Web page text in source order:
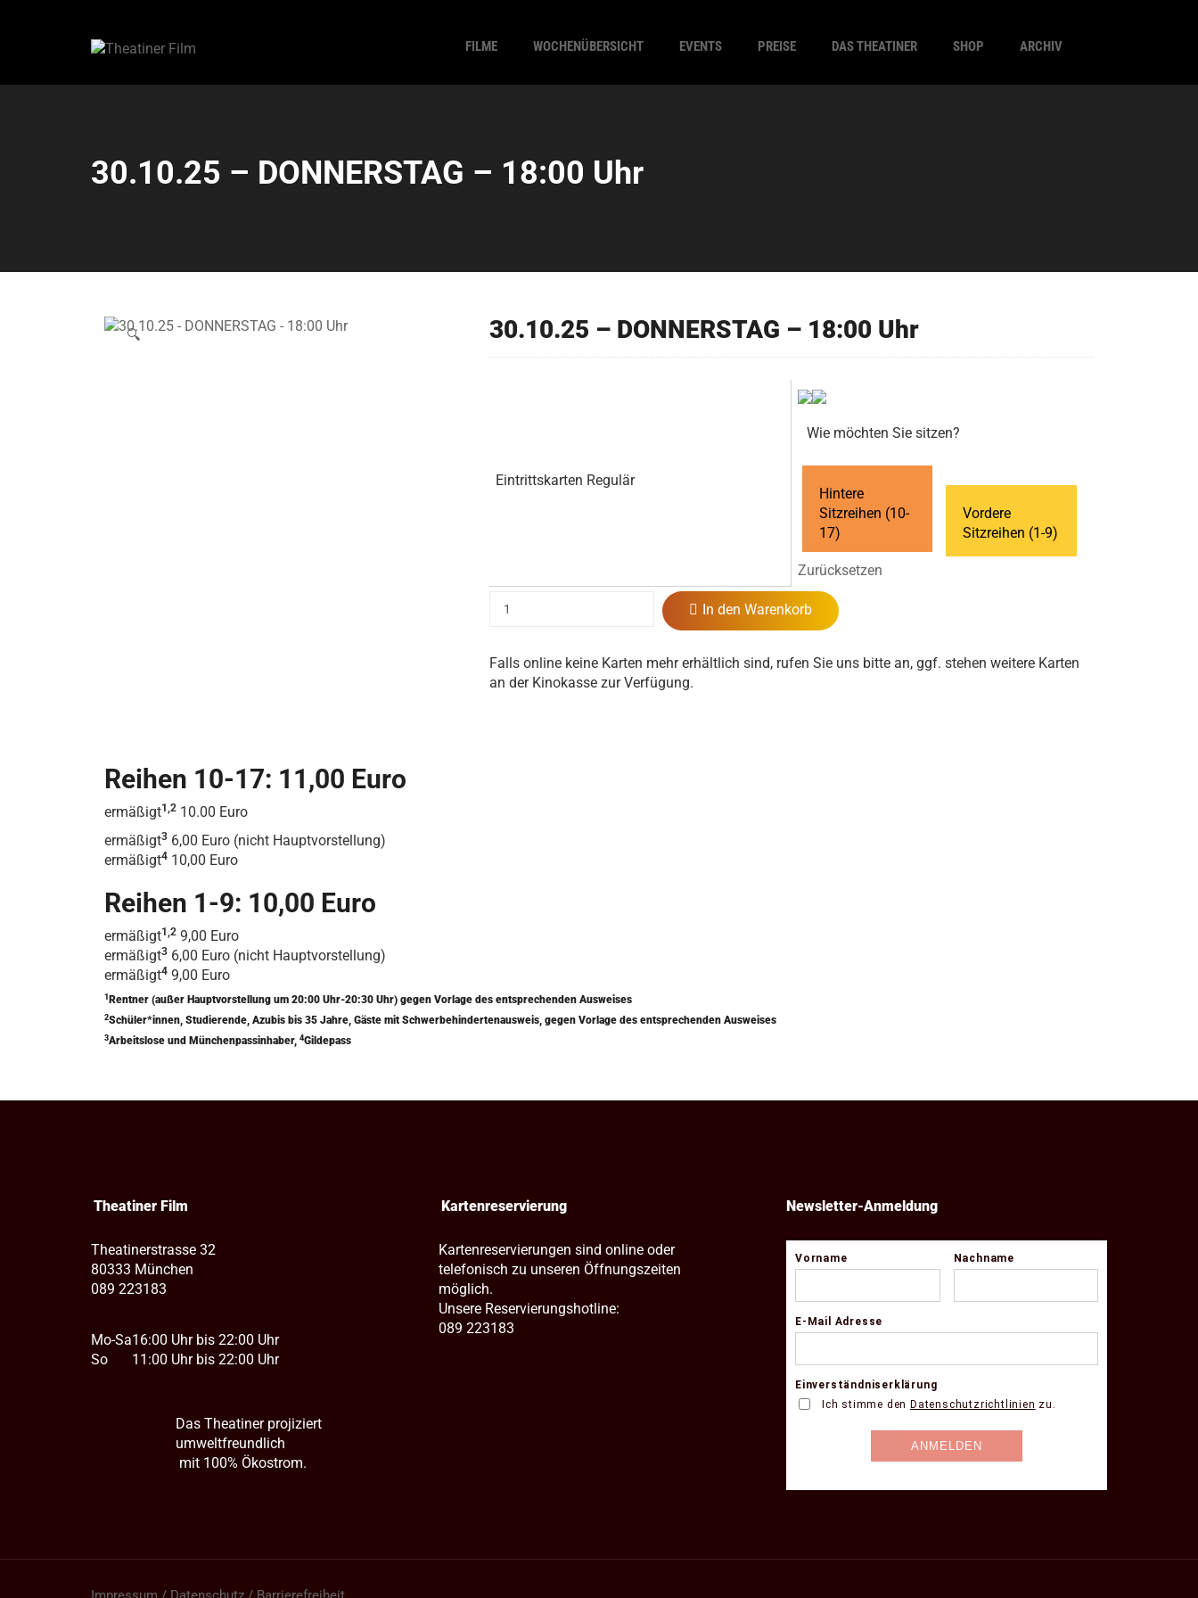
FILME WOCHENÜBERSICHT EVENTS PREISE DAS THEATINER SHOP ARCHIV
30.10.25 – DONNERSTAG – 18:00 Uhr
🔍 30.10.25 – DONNERSTAG – 18:00 Uhr
Eintrittskarten Regulär
Wie möchten Sie sitzen?
Hintere
Sitzreihen (10-
17)
Vordere
Sitzreihen (1-9)
Zurücksetzen
In den Warenkorb
Falls online keine Karten mehr erhältlich sind, rufen Sie uns bitte an, ggf. stehen weitere Karten
an der Kinokasse zur Verfügung.
Reihen 10-17: 11,00 Euro
ermäßigt1,2 10.00 Euro
ermäßigt3 6,00 Euro (nicht Hauptvorstellung)
ermäßigt4 10,00 Euro
Reihen 1-9: 10,00 Euro
ermäßigt1,2 9,00 Euro
ermäßigt3 6,00 Euro (nicht Hauptvorstellung)
ermäßigt4 9,00 Euro
1 Rentner (außer Hauptvorstellung um 20:00 Uhr-20:30 Uhr) gegen Vorlage des entsprechenden Ausweises
2Schüler*innen, Studierende, Azubis bis 35 Jahre, Gäste mit Schwerbehindertenausweis, gegen Vorlage des entsprechenden Ausweises
3Arbeitslose und Münchenpassinhaber, 4Gildepass
Theatiner Film
Theatinerstrasse 32
80333 München
089 223183
Mo-Sa
So
16:00 Uhr bis 22:00 Uhr
11:00 Uhr bis 22:00 Uhr
Das Theatiner projiziert
umweltfreundlich
mit 100% Ökostrom.
Kartenreservierung
Kartenreservierungen sind online oder
telefonisch zu unseren Öffnungszeiten
möglich.
Unsere Reservierungshotline:
089 223183
Newsletter-Anmeldung